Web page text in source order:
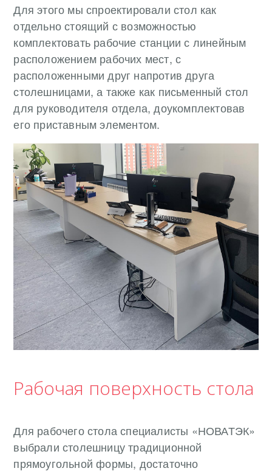
Для этого мы спроектировали стол как
отдельно стоящий с возможностью
комплектовать рабочие станции с линейным
расположением рабочих мест, с
расположенными друг напротив друга
столешницами, а также как письменный стол
для руководителя отдела, доукомплектовав
его приставным элементом.
Рабочая поверхность стола
Для рабочего стола специалисты «НОВАТЭК»
выбрали столешницу традиционной
прямоугольной формы, достаточно